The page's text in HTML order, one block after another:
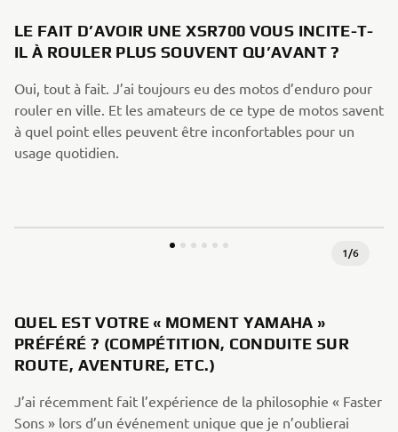
LE FAIT D’AVOIR UNE XSR700 VOUS INCITE-T-
IL À ROULER PLUS SOUVENT QU’AVANT ?
Oui, tout à fait. J’ai toujours eu des motos d’enduro pour
rouler en ville. Et les amateurs de ce type de motos savent
à quel point elles peuvent être inconfortables pour un
usage quotidien.
1/6
QUEL EST VOTRE « MOMENT YAMAHA »
PRÉFÉRÉ ? (COMPÉTITION, CONDUITE SUR
ROUTE, AVENTURE, ETC.)
J’ai récemment fait l’expérience de la philosophie « Faster
Sons » lors d’un événement unique que je n’oublierai